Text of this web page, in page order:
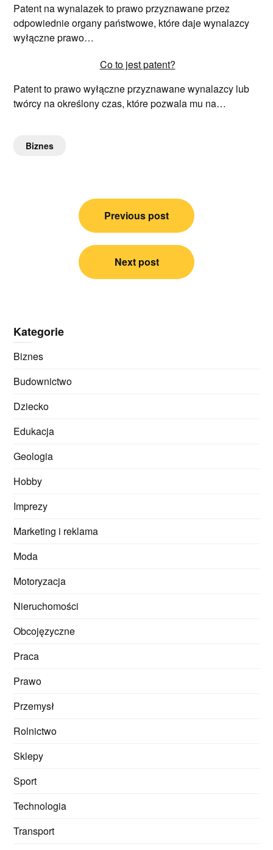
Patent na wynalazek to prawo przyznawane przez
odpowiednie organy państwowe, które daje wynalazcy
wyłączne prawo…
Co to jest patent?
Patent to prawo wyłączne przyznawane wynalazcy lub
twórcy na określony czas, które pozwala mu na…
Biznes
Nawigacja
Previous post
Next post
Kategorie
Biznes
Budownictwo
Dziecko
Edukacja
Geologia
Hobby
Imprezy
Marketing i reklama
Moda
Motoryzacja
Nieruchomości
Obcojęzyczne
Praca
Prawo
Przemysł
Rolnictwo
Sklepy
Sport
Technologia
Transport